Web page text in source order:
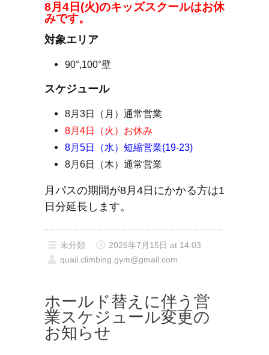
8月4日(火)のキッズスクールはお休
みです。
対象エリア
90°,100°壁
スケジュール
8月3日（月）通常営業
8月4日（火）お休み
8月5日（水）短縮営業(19-23)
8月6日（木）通常営業
月パスの期間が8月4日にかかる方は1
日分延長します。
未分類
2026年7月15日 at 14:03
quail.climbing.gym@gmail.com
ホールド替えに伴う営
業スケジュール変更の
お知らせ